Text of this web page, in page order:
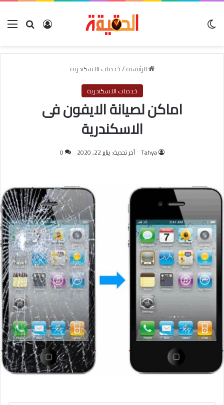
بحث عنتسجيل
الرئيسية/خدمات الاسكندرية
خدمات الاسكندرية
اماكن لصيانة الايفون فى
الاسكندرية
Tahya آخر تحديث: يناير 22, 2020 0